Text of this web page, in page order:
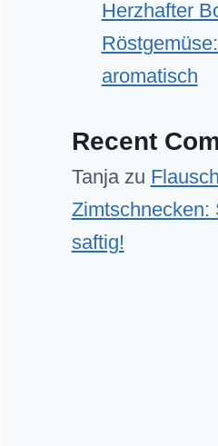
Herzhafter
aromatisch
Recent
Tanjazu
Zimtschnecken:
saftig!